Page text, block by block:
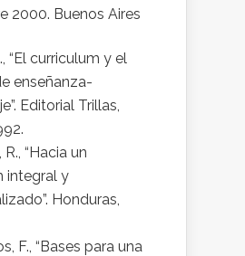
2000. Buenos Aires
“El curriculum y el
enseñanza-
Editorial Trillas,
“Hacia un
integral y
Honduras,
F., “Bases para una